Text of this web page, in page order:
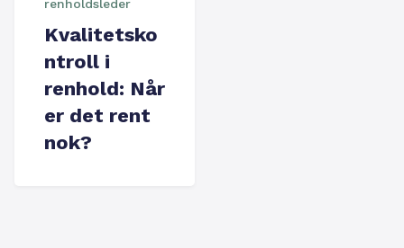
renholdsleder
Kvalitetsko
ntroll i
renhold: Når
er det rent
nok?